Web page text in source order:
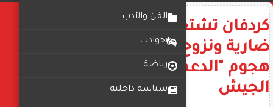
الفن والأدب
حوادث
رياضة
سياسة داخلية
كردفان تشتعل مجدداً: معارك
ضارية ونزوح جماعي مع تصاعد
هجوم "الدعم السريع" على محاور
الجيش